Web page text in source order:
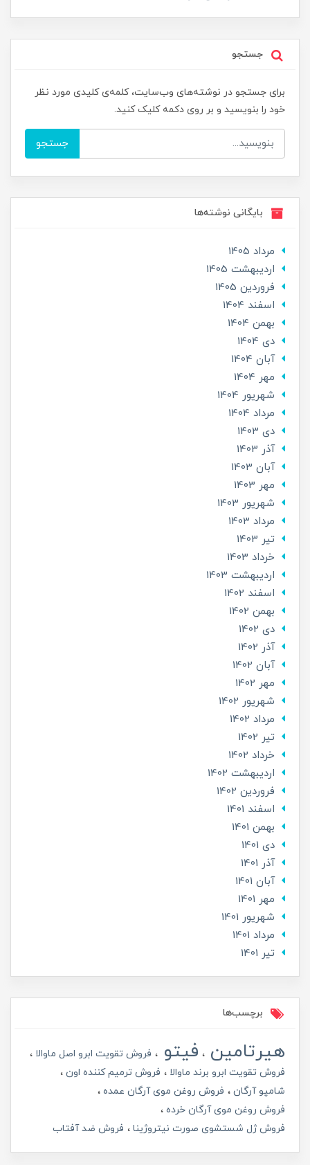
جستجو
برای جستجو در نوشته‌های وب‌سایت، کلمه‌ی کلیدی مورد نظر
خود را بنویسید و بر روی دکمه کلیک کنید.
جستجو
بایگانی نوشته‌ها
مرداد 1405
ارديبهشت 1405
فروردین 1405
اسفند 1404
بهمن 1404
دی 1404
آبان 1404
مهر 1404
شهریور 1404
مرداد 1404
دی 1403
آذر 1403
آبان 1403
مهر 1403
شهریور 1403
مرداد 1403
تير 1403
خرداد 1403
ارديبهشت 1403
اسفند 1402
بهمن 1402
دی 1402
آذر 1402
آبان 1402
مهر 1402
شهریور 1402
مرداد 1402
تير 1402
خرداد 1402
ارديبهشت 1402
فروردین 1402
اسفند 1401
بهمن 1401
دی 1401
آذر 1401
آبان 1401
مهر 1401
شهریور 1401
مرداد 1401
تير 1401
برچسب‌ها
هیرتامین فیتو
فروش تقویت ابرو اصل ماوالا
فروش تقویت ابرو برند ماوالا
فروش ترمیم کننده اون
شامپو آرگان
فروش روغن موی آرگان عمده
فروش روغن موی آرگان خرده
فروش ژل شستشوی صورت نیتروژینا
فروش ضد آفتاب